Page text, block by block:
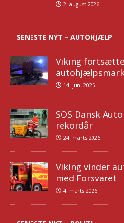
2. august 2026
SENESTE NYT – AUTOHJÆLP
Viking
14. juni 2026
SOS Dansk
rekordår
24. marts 2026
Viking vinder
med Forsvaret
4. marts 2026